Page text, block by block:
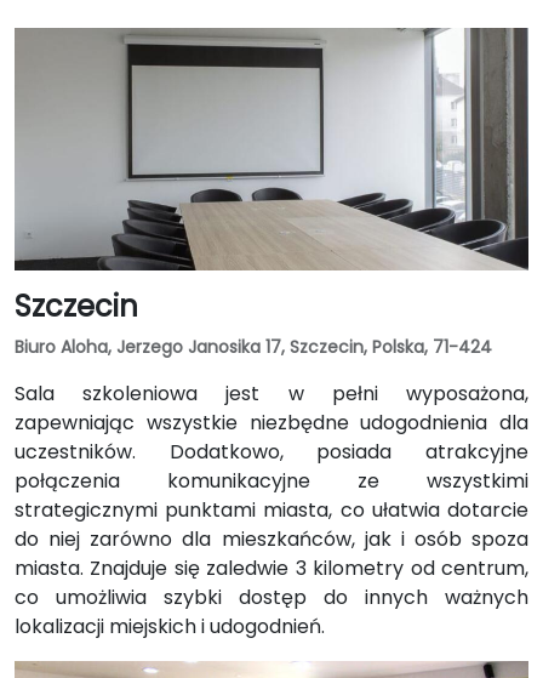
Szczecin
Biuro Aloha, Jerzego Janosika 17, Szczecin, Polska, 71-424
Sala szkoleniowa jest w pełni wyposażona,
zapewniając wszystkie niezbędne udogodnienia dla
uczestników. Dodatkowo, posiada atrakcyjne
połączenia komunikacyjne ze wszystkimi
strategicznymi punktami miasta, co ułatwia dotarcie
do niej zarówno dla mieszkańców, jak i osób spoza
miasta. Znajduje się zaledwie 3 kilometry od centrum,
co umożliwia szybki dostęp do innych ważnych
lokalizacji miejskich i udogodnień.